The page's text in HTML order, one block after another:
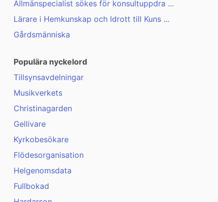
Allmänspecialist sökes för konsultuppdra ...
Lärare i Hemkunskap och Idrott till Kuns ...
Gårdsmänniska
Populära nyckelord
Tillsynsavdelningar
Musikverkets
Christinagarden
Gellivare
Kyrkobesökare
Flödesorganisation
Helgenomsdata
Fullbokad